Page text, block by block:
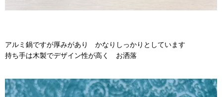
アルミ鍋ですが厚みがあり かなりしっかりとしています
持ち手は木製でデザイン性が高く お洒落